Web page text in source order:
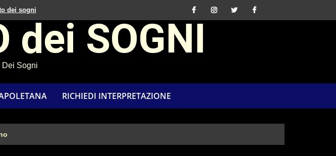
dei sogni
dei SOGNI
Dei Sogni
RICHIEDI INTERPRETAZIONE